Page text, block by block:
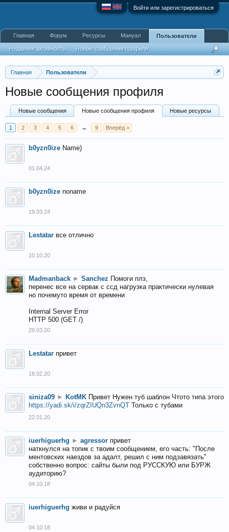
Войти или зарегистрироваться
Главная Пользователи
Новые сообщения профиля
Новые сообщения Новые сообщения профиля Новые ресурсы
1 2 3 4 5 6 → 9 Вперёд >
b0yzn0ize Name)
01.04.24
b0yzn0ize noname
19.03.24
Lestatar все отлично
10.10.20
Madmanback ► Sanchez Помоги плз,
перенес все на сервак с ссд нагрузка практически нулевая
но почемуто время от времени
Internal Server Error
HTTP 500 (GET /)
29.03.20
Lestatar привет
18.02.20
siniza09 ► KotMK Привет Нужен туб шаблон Чтото типа этого
https://yadi.sk/i/zqrZIUQn3ZvnQT Только с тубами
22.01.20
iuerhiguerhg ► agressor привет
наткнулся на топик с твоим сообщением, его часть: "После
ментовских наездов за адалт, решил с ним подзавязать"
собственно вопрос: сайты были под РУССКУЮ или БУРЖ
аудиторию?
04.10.18
iuerhiguerhg живи и радуйся
04.10.18
Главная Форум Ресурсы Мануал Пользователи
Недавняя активность Новые сообщения профиля